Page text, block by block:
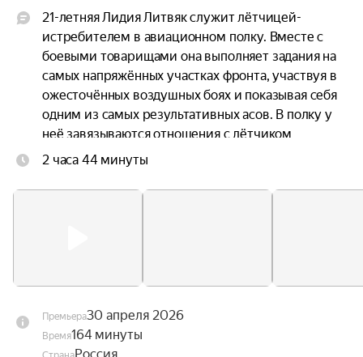
21-летняя Лидия Литвяк служит лётчицей-
истребителем в авиационном полку. Вместе с
боевыми товарищами она выполняет задания на
самых напряжённых участках фронта, участвуя в
ожесточённых воздушных боях и показывая себя
одним из самых результативных асов. В полку у
неё завязываются отношения с лётчиком
Алексеем Соломатиным. Её боевые победы,
твёрдый характер, который навсегда вписывает
2 часа 44 минуты
Премьера30 апреля 2026
Время164 минуты